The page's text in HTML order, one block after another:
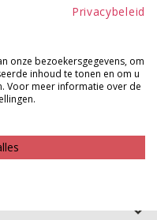
om los om je nek te
of zelfs aan je tas
dagen waarop je
maar toch iets extra
print geeft een frisse,
meest simpele outfit
dat je op
en altijd goed zit.
Privacybeleid
onze bezoekersgegevens, om
inhoud te tonen en om u
Voor meer informatie over de